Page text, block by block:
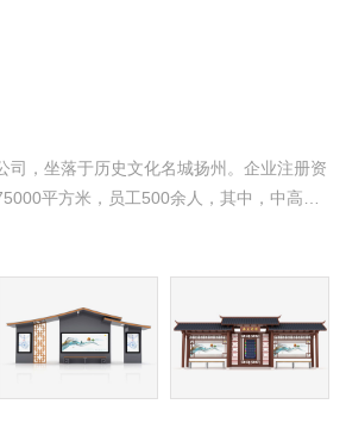
司，坐落于历史文化名城扬州。企业注册资
平方米，员工500余人，其中，中高级
上。从2005年创立至今，致力于城市及道路
、公路交通机电工程、建筑及景观亮化、照
公交系统方案设计、产品研发、生产制造、
务。